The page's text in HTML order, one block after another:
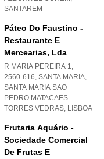
SANTAREM
Páteo Do Faustino -
Restaurante E
Mercearias, Lda
R MARIA PEREIRA 1,
2560-616, SANTA MARIA,
SANTA MARIA SAO
PEDRO MATACAES
TORRES VEDRAS, LISBOA
Frutaria Aquário -
Sociedade Comercial
De Frutas E